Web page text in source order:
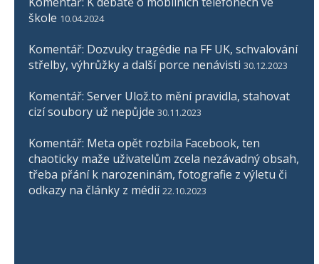
škole 10.04.2024
Komentář: Dozvuky tragédie na FF UK, schvalování
střelby, výhrůžky a další porce nenávisti 30.12.2023
Komentář: Server Ulož.to mění pravidla, stahovat
cizí soubory už nepůjde 30.11.2023
Komentář: Meta opět rozbila Facebook, ten
chaoticky maže uživatelům zcela nezávadný obsah,
třeba přání k narozeninám, fotografie z výletu či
odkazy na články z médií 22.10.2023